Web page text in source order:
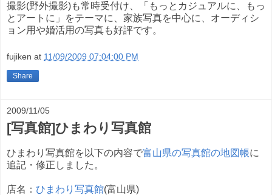
撮影(野外撮影)も常時受付け、「もっとカジュアルに、もっ
とアートに」をテーマに、家族写真を中心に、オーディシ
ョン用や婚活用の写真も好評です。
fujiken at 11/09/2009 07:04:00 PM
Share
2009/11/05
[写真館]ひまわり写真館
ひまわり写真館を以下の内容で富山県の写真館の地図帳に
追記・修正しました。
店名： ひまわり写真館(富山県)